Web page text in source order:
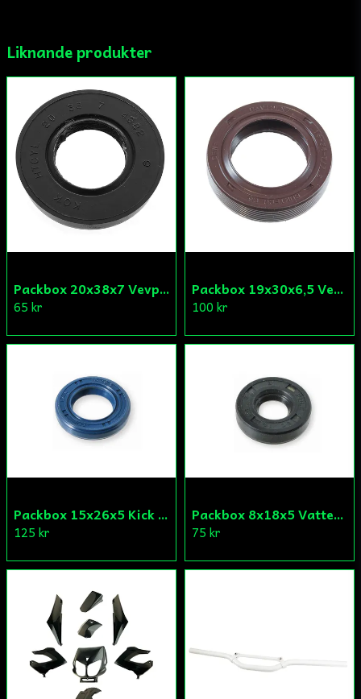
Ja, ni får publicera min fråga
Liknande produkter
Packbox 20x38x7 Vevparti Derbi (original)
65 kr
Packbox 19x30x6,5 Vevparti Vä Aprilia/Derbi/Gilera (original)
100 kr
Packbox 15x26x5 Kick Aprilia/Derbi/Gilera (original)
125 kr
Packbox 8x18x5 Vattenpump Aprilia/Derbi/Gilera (original)
75 kr